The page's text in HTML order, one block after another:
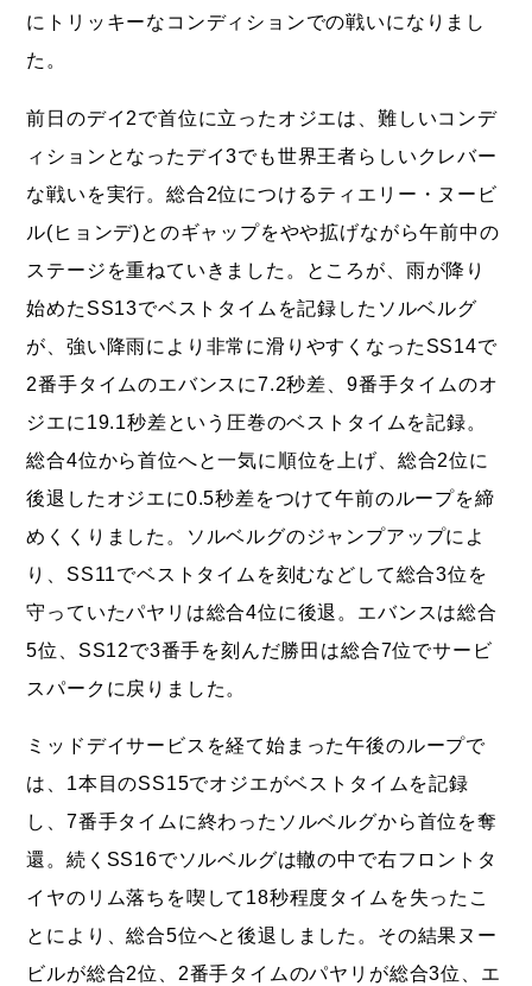
にトリッキーなコンディションでの戦いになりまし
た。
前日のデイ2で首位に立ったオジエは、難しいコンデ
ィションとなったデイ3でも世界王者らしいクレバー
な戦いを実行。総合2位につけるティエリー・ヌービ
ル(ヒョンデ)とのギャップをやや拡げながら午前中の
ステージを重ねていきました。ところが、雨が降り
始めたSS13でベストタイムを記録したソルベルグ
が、強い降雨により非常に滑りやすくなったSS14で
2番手タイムのエバンスに7.2秒差、9番手タイムのオ
ジエに19.1秒差という圧巻のベストタイムを記録。
総合4位から首位へと一気に順位を上げ、総合2位に
後退したオジエに0.5秒差をつけて午前のループを締
めくくりました。ソルベルグのジャンプアップによ
り、SS11でベストタイムを刻むなどして総合3位を
守っていたパヤリは総合4位に後退。エバンスは総合
5位、SS12で3番手を刻んだ勝田は総合7位でサービ
スパークに戻りました。
ミッドデイサービスを経て始まった午後のループで
は、1本目のSS15でオジエがベストタイムを記録
し、7番手タイムに終わったソルベルグから首位を奪
還。続くSS16でソルベルグは轍の中で右フロントタ
イヤのリム落ちを喫して18秒程度タイムを失ったこ
とにより、総合5位へと後退しました。その結果ヌー
ビルが総合2位、2番手タイムのパヤリが総合3位、エ